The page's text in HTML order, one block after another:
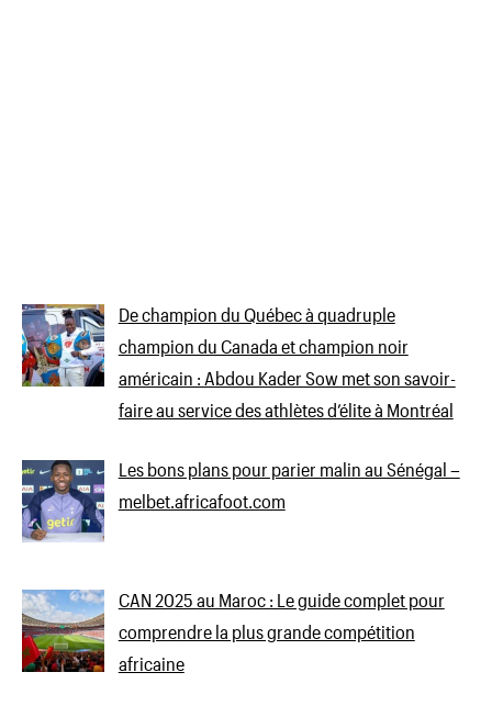
De champion du Québec à quadruple
champion du Canada et champion noir
américain : Abdou Kader Sow met son savoir-
faire au service des athlètes d’élite à Montréal
Les bons plans pour parier malin au Sénégal –
melbet.africafoot.com
CAN 2025 au Maroc : Le guide complet pour
comprendre la plus grande compétition
africaine